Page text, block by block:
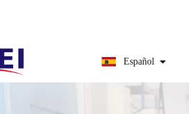
Español